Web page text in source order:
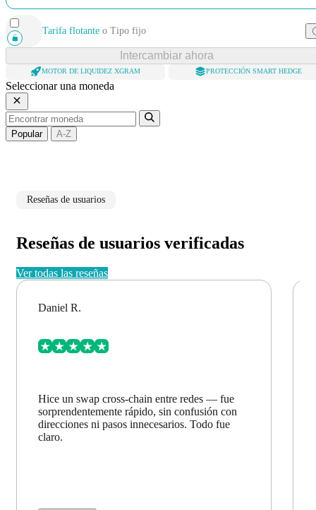
Tarifa flotante o Tipo fijo
Intercambiar ahora
MOTOR DE LIQUIDEZ XGRAM PROTECCIÓN SMART HEDGE
Seleccionar una moneda
Popular A-Z
Reseñas de usuarios
Reseñas de usuarios verificadas
Ver todas las reseñas
Daniel R.
Hice un swap cross-chain entre redes — fue
sorprendentemente rápido, sin confusión con
direcciones ni pasos innecesarios. Todo fue
claro.